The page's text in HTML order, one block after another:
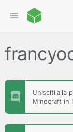
Unisciti alla
Minecraft in